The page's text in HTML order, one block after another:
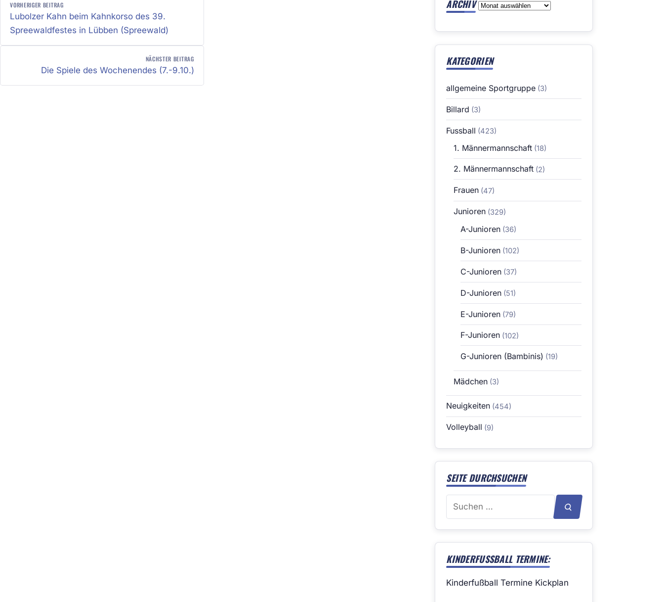
VORHERIGER BEITRAG
Lubolzer Kahn beim Kahnkorso des 39.
Spreewaldfestes in Lübben (Spreewald)
NÄCHSTER BEITRAG
Die Spiele des Wochenendes (7.-9.10.)
ARCHIV Archiv
KATEGORIEN
allgemeine Sportgruppe (3)
Billard (3)
Fussball (423)
1. Männermannschaft(18)
2. Männermannschaft(2)
Frauen(47)
Junioren(329)
A-Junioren (36)
B-Junioren (102)
C-Junioren (37)
D-Junioren (51)
E-Junioren (79)
F-Junioren (102)
G-Junioren (Bambinis) (19)
Mädchen(3)
Neuigkeiten (454)
Volleyball (9)
SEITE DURCHSUCHEN
Suchen
SUCHEN
KINDERFUSSBALL TERMINE:
Kinderfußball Termine Kickplan